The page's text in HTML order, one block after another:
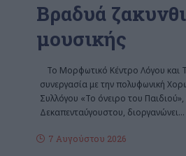
Βραδυά
μουσικής
Το Μορφωτικό Κέντρο Λόγου και
συνεργασία με την πολυφωνική
Συλλόγου «Το όνειρο του
Δεκαπενταύγουστου, διοργανώνει…
7 Αυγούστου 2026